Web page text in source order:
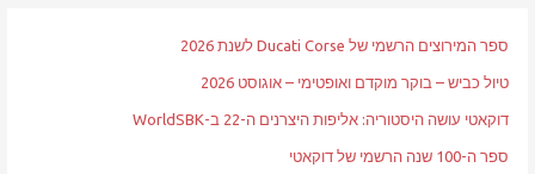
ספר המירוצים הרשמי של Ducati Corse לשנת 2026
טיול כביש – בוקר מוקדם ואופטימי – אוגוסט 2026
דוקאטי עושה היסטוריה: אליפות היצרנים ה-22 ב-WorldSBK
ספר ה-100 שנה הרשמי של דוקאטי